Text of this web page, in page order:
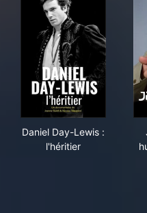
Daniel Day-Lewis :
l'héritier